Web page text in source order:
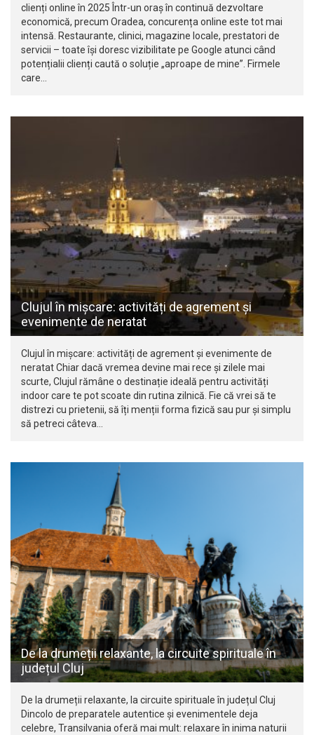
clienți online în 2025 Într-un oraș în continuă dezvoltare
economică, precum Oradea, concurența online este tot mai
intensă. Restaurante, clinici, magazine locale, prestatori de
servicii – toate își doresc vizibilitate pe Google atunci când
potențialii clienți caută o soluție „aproape de mine”. Firmele
care…
Clujul în mișcare: activități de agrement și
evenimente de neratat
Clujul în mișcare: activități de agrement și evenimente de
neratat Chiar dacă vremea devine mai rece și zilele mai
scurte, Clujul rămâne o destinație ideală pentru activități
indoor care te pot scoate din rutina zilnică. Fie că vrei să te
distrezi cu prietenii, să îți menții forma fizică sau pur și simplu
să petreci câteva…
De la drumeții relaxante, la circuite spirituale în
județul Cluj
De la drumeții relaxante, la circuite spirituale în județul Cluj
Dincolo de preparatele autentice și evenimentele deja
celebre, Transilvania oferă mai mult: relaxare în inima naturii